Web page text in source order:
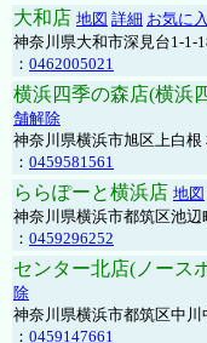
大和店 地図 詳細 お気に
神奈川県大和市深見台1-1-
： 0462005021
横浜四季の森店(横浜
舗解除
神奈川県横浜市旭区上白根
： 0459581561
ららぽーと横浜店 地図
神奈川県横浜市都筑区池辺
： 0459296252
センター北店(ノース
除
神奈川県横浜市都筑区中川
： 0459147661